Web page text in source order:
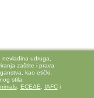
udruga,
zaštite i prava
kao etički,
stila.
, ECEAE IAFCi